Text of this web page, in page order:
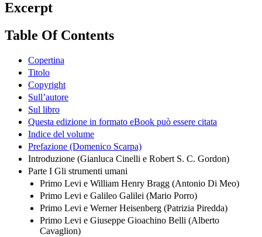
Excerpt
Table Of Contents
Copertina
Titolo
Copyright
Sull’autore
Sul libro
Questa edizione in formato eBook può essere citata
Indice del volume
Prefazione (Domenico Scarpa)
Introduzione (Gianluca Cinelli e Robert S. C. Gordon)
Parte I Gli strumenti umani
Primo Levi e William Henry Bragg (Antonio Di Meo)
Primo Levi e Galileo Galilei (Mario Porro)
Primo Levi e Werner Heisenberg (Patrizia Piredda)
Primo Levi e Giuseppe Gioachino Belli (Alberto
Cavaglion)